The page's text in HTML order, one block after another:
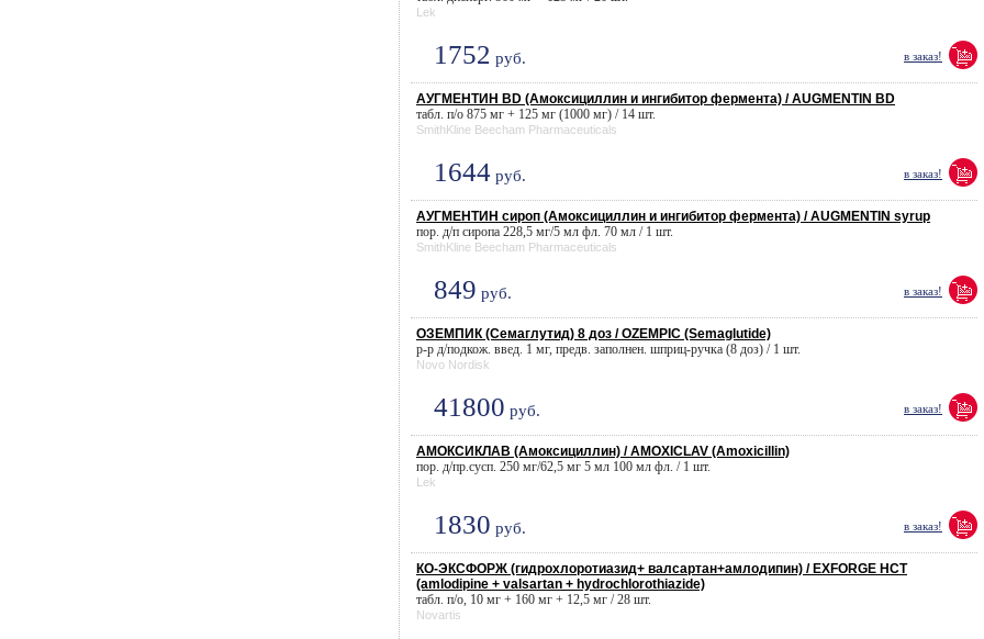
Lek
1752 руб. в заказ!
АУГМЕНТИН BD (Амоксициллин и ингибитор фермента) / AUGMENTIN BD
табл. п/о 875 мг + 125 мг (1000 мг) / 14 шт.
SmithKline Beecham Pharmaceuticals
1644 руб. в заказ!
АУГМЕНТИН сироп (Амоксициллин и ингибитор фермента) / AUGMENTIN syrup
пор. д/п сиропа 228,5 мг/5 мл фл. 70 мл / 1 шт.
SmithKline Beecham Pharmaceuticals
849 руб. в заказ!
ОЗЕМПИК (Семаглутид) 8 доз / OZEMPIC (Semaglutide)
р-р д/подкож. введ. 1 мг, предв. заполнен. шприц-ручка (8 доз) / 1 шт.
Novo Nordisk
41800 руб. в заказ!
АМОКСИКЛАВ (Амоксициллин) / AMOXICLAV (Amoxicillin)
пор. д/пр.сусп. 250 мг/62,5 мг 5 мл 100 мл фл. / 1 шт.
Lek
1830 руб. в заказ!
КО-ЭКСФОРЖ (гидрохлоротиазид+ валсартан+амлодипин) / EXFORGE HCT
(amlodipine + valsartan + hydrochlorothiazide)
табл. п/о, 10 мг + 160 мг + 12,5 мг / 28 шт.
Novartis